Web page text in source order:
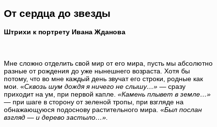
От сердца до звезды
Штрихи к портрету Ивана Жданова
Мне сложно отделить свой мир от его мира, пусть мы абсолютно
разные от рождения до уже нынешнего возраста. Хотя бы
потому, что во мне каждый день звучат его строки, родные как
мои. «Сквозь шум дождя я ничего не слышу…» — сразу
приходит на ум, при первой капле. «Камень плывет в земле…»
— при шаге в сторону от зеленой тропы, при взгляде на
обнажающуюся подоснову растительного мира. «Был послан
взгляд — и дерево застыло…».